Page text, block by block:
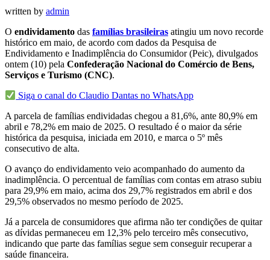
written by admin
O endividamento das famílias brasileiras atingiu um novo recorde
histórico em maio, de acordo com dados da Pesquisa de
Endividamento e Inadimplência do Consumidor (Peic), divulgados
ontem (10) pela Confederação Nacional do Comércio de Bens,
Serviços e Turismo (CNC).
Siga o canal do Claudio Dantas no WhatsApp
A parcela de famílias endividadas chegou a 81,6%, ante 80,9% em
abril e 78,2% em maio de 2025. O resultado é o maior da série
histórica da pesquisa, iniciada em 2010, e marca o 5º mês
consecutivo de alta.
O avanço do endividamento veio acompanhado do aumento da
inadimplência. O percentual de famílias com contas em atraso subiu
para 29,9% em maio, acima dos 29,7% registrados em abril e dos
29,5% observados no mesmo período de 2025.
Já a parcela de consumidores que afirma não ter condições de quitar
as dívidas permaneceu em 12,3% pelo terceiro mês consecutivo,
indicando que parte das famílias segue sem conseguir recuperar a
saúde financeira.